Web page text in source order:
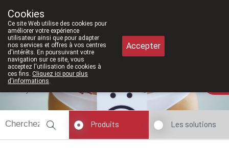
Produits Les solutions
Cookies
Ce site Web utilise des cookies pour
améliorer votre expérience
utilisateur ainsi que pour adapter
nos services et offres à vos centres
d'intérêts. En poursuivant votre
navigation sur ce site, vous
acceptez l'utilisation de cookies à
ces fins. Cliquez ici pour plus
d'informations.
Accepter